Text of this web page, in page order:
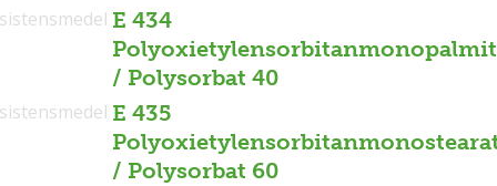
E 434
/ Polysorbat 40
E 435
/ Polysorbat 60